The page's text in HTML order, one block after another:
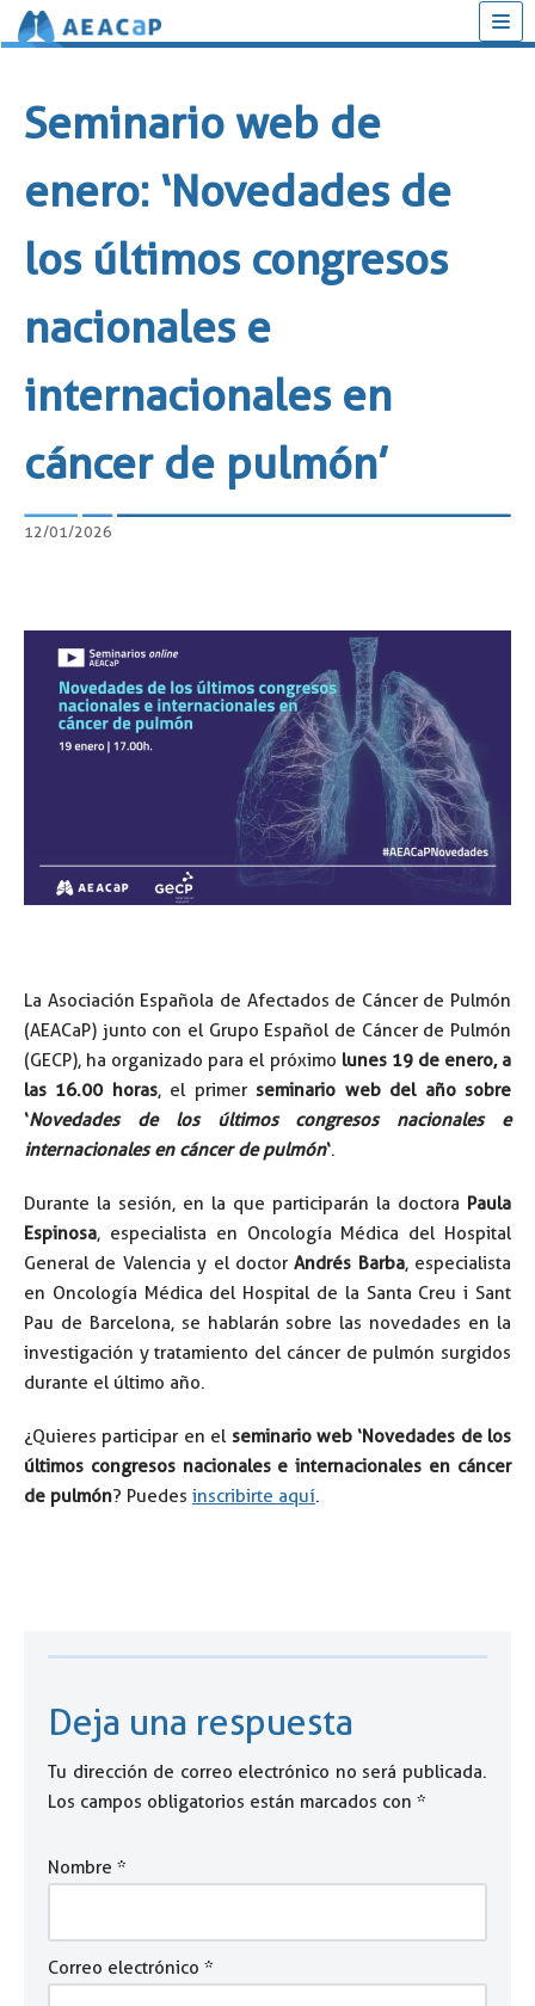
contenido
Seminario web de
enero: ‘Novedades de
los últimos congresos
nacionales e
internacionales en
cáncer de pulmón’
12/01/2026
La Asociación Española de Afectados de Cáncer de Pulmón
(AEACaP) junto con el Grupo Español de Cáncer de Pulmón
(GECP), ha organizado para el próximo lunes 19 de enero, a
las 16.00 horas, el primerseminario web del año sobre
‘Novedades de los últimos congresos nacionales e
internacionales en cáncer de pulmón‘.
Durante la sesión, en la que participarán la doctora Paula
Espinosa, especialista en Oncología Médica del Hospital
General de Valencia y el doctorAndrés Barba, especialista
en Oncología Médica del Hospital de la Santa Creu i Sant
Pau de Barcelona, se hablarán sobre las novedades en la
investigación y tratamiento del cáncer de pulmón surgidos
durante el último año.
¿Quieres participar en el seminario web ‘Novedades de los
últimos congresos nacionales e internacionales en cáncer
de pulmón? Puedes inscribirte aquí.
Deja una respuesta
Tu dirección de correo electrónico no será publicada.
Los campos obligatorios están marcados con *
Nombre *
Correo electrónico *